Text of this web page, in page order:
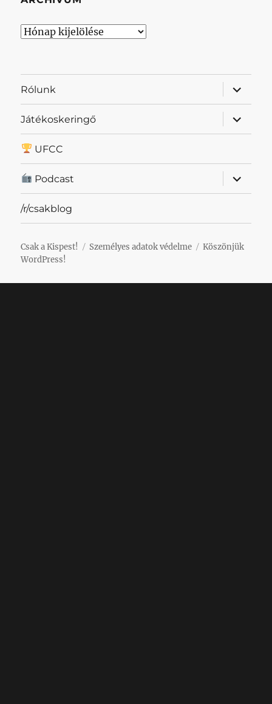
Archívum
Rólunk
almenü
Játékoskeringő
almenü
UFCC
Podcast
almenü
/r/csakblog
Csak a Kispest! Személyes adatok védelme
Köszönjük
WordPress!